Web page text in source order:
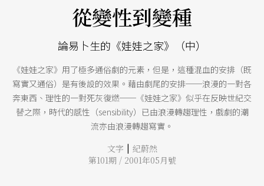
從變性到變種
論易卜生的《娃娃之家》（中）
《娃娃之家》用了極多通俗劇的元素，但是，這種混血的安排（既
寫實又通俗）是有後設的效果。藉由劇尾的安排──浪漫的一對各
奔東西、理性的一對死灰復燃──《娃娃之家》似乎在反映世紀交
替之際，時代的感性（sensibility）已由浪漫轉趨理性，戲劇的潮
流亦由浪漫轉趨寫實。
文字 | 紀蔚然
第101期 / 2001年05月號